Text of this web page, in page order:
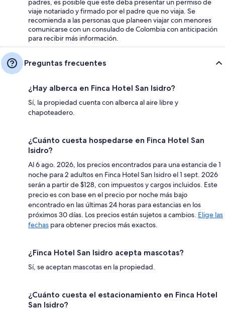
padres, es posible que este deba presentar un permiso de
viaje notariado y firmado por el padre que no viaja. Se
recomienda a las personas que planeen viajar con menores
comunicarse con un consulado de Colombia con anticipación
para recibir más información.
Preguntas frecuentes
¿Hay alberca en Finca Hotel San Isidro?
Sí, la propiedad cuenta con alberca al aire libre y
chapoteadero.
¿Cuánto cuesta hospedarse en Finca Hotel San
Isidro?
Al 6 ago. 2026, los precios encontrados para una estancia de 1
noche para 2 adultos en Finca Hotel San Isidro el 1 sept. 2026
serán a partir de $128, con impuestos y cargos incluidos. Este
precio es con base en el precio por noche más bajo
encontrado en las últimas 24 horas para estancias en los
próximos 30 días. Los precios están sujetos a cambios. Elige las
fechas para obtener precios más exactos.
¿Finca Hotel San Isidro acepta mascotas?
Sí, se aceptan mascotas en la propiedad.
¿Cuánto cuesta el estacionamiento en Finca Hotel
San Isidro?